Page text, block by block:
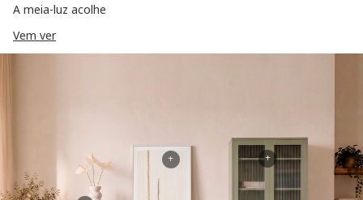
A meia-luz acolhe
Vem ver
+
+